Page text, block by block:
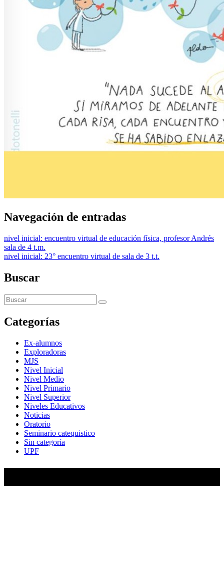
Navegación de entradas
nivel inicial: encuentro virtual de educación física, profesor Andrés
sala de 4 t.m.
nivel inicial: 23° encuentro virtual de sala de 3 t.t.
Buscar
Categorías
Ex-alumnos
Exploradoras
MJS
Nivel Inicial
Nivel Medio
Nivel Primario
Nivel Superior
Niveles Educativos
Noticias
Oratorio
Seminario catequistico
Sin categoría
UPF